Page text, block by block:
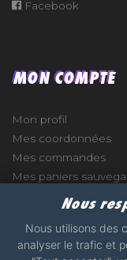
Facebook
MON COMPTE
Mon profil
Mes coordonnées
Mes commandes
Mes paniers
Nous
Nous utilisons des
analyser le trafic et